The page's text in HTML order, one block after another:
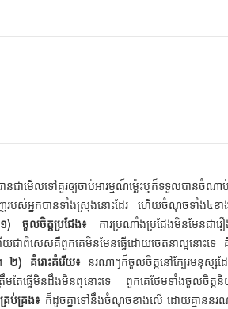
វីបានជាមើលទៅគួរឲ្យចាប់អារម្មណ៍ម្ល៉េះឬក៏ទទួលបា
បស់អ្នកបានទាំងស្រុងនោះដែរ ហើយចំណុចទាំង៤ខាង
១) ចូលចិត្តប្រជែង៖ ការប្រណាំងប្រជែងមិនមែនជា
ជាពិសេសគឺពួកគេមិនមែនធ្វើដោយចេតនាល្អនោះទេ
។២) គំរោះគំរើយ៖ នរណាៗក៏ចូលចិត្តនៅក្បែរមនុស្សដ
មតែធ្វើមិនដឹងមិនឮនោះទេ ពួកគេថែមទាំងចូលចិ
ប់គ្រង៖ ក៏ដូចគ្នាទៅនឹងចំណុចខាងលើ ដោយគ្មាននរណា